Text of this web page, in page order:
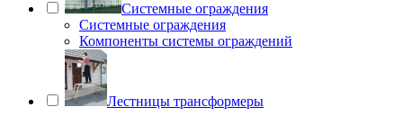
Системные ограждения
Системные ограждения
Компоненты системы ограждений
Лестницы трансформеры